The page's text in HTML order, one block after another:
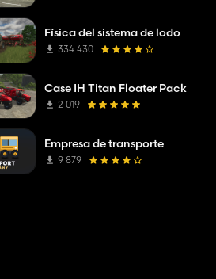
Física del sistema de lodo
334 430
Case IH Titan Floater Pack
2 019
Empresa de transporte
9 879